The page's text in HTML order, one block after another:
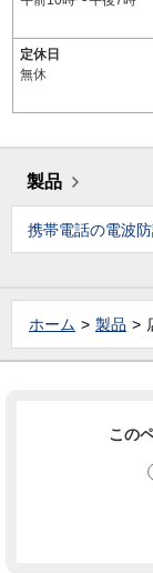
定休日
無休
製品
携帯電話の電波
ホーム 製品
この